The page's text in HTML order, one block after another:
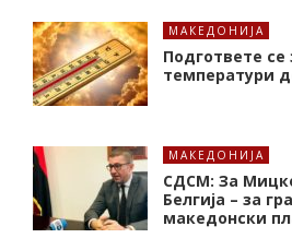
МАКЕДОНИЈА
Подгответе се
температури
МАКЕДОНИЈА
СДСМ: За
Белгија – за
македонски